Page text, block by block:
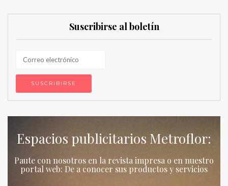
Suscribirse al boletín
Espacios publicitarios Metroflor:
Paute con nosotros en la revista impresa o en nuestro
portal web: De a conocer sus productos y servicios